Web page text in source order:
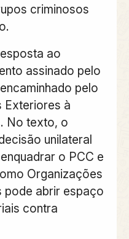
criminosos
ao
assinado pelo
pelo
Exteriores à
No texto, o
unilateral
o PCC e
Organizações
pode abrir espaço
contra